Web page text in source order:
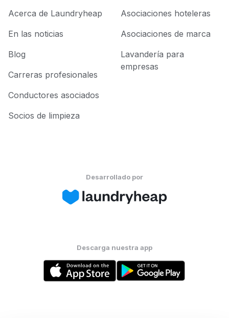
Acerca de Laundryheap
En las noticias
Blog
Carreras profesionales
Conductores asociados
Socios de limpieza
Asociaciones hoteleras
Asociaciones de marca
Lavandería para
empresas
Desarrollado por
Descarga nuestra app